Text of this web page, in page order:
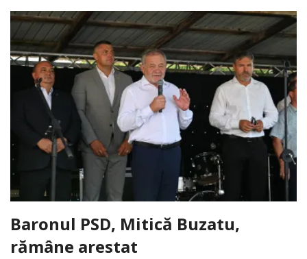
Baronul PSD, Mitică Buzatu,
rămâne arestat